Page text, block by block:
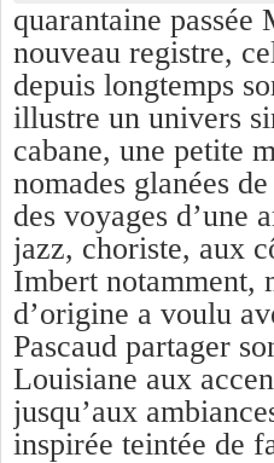
quarantaine passée
nouveau registre,
depuis longtemps
illustre un univers
cabane, une petite
nomades glanées
des voyages d’une
jazz, choriste, aux
Imbert notamment,
d’origine a voulu
Pascaud partager
Louisiane aux
jusqu’aux
inspirée teintée de